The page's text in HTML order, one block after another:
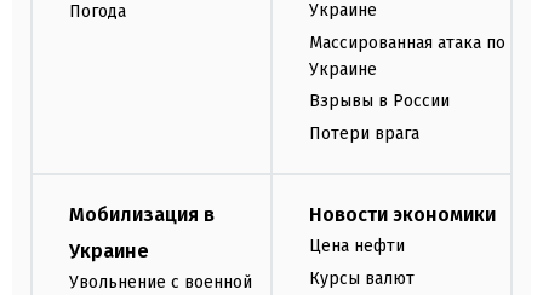
Погода
Украине
Массированная атака по
Украине
Взрывы в России
Потери врага
Мобилизация в
Украине
Увольнение с военной
Новости экономики
Цена нефти
Курсы валют